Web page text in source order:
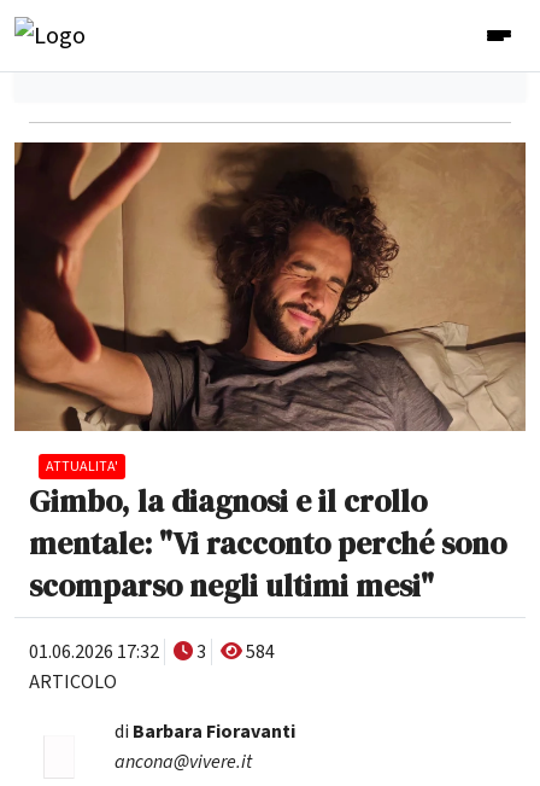
ATTUALITA'
Gimbo, la diagnosi e il crollo
mentale: "Vi racconto perché sono
scomparso negli ultimi mesi"
01.06.2026 17:32 3
584
ARTICOLO
di Barbara Fioravanti
ancona@vivere.it